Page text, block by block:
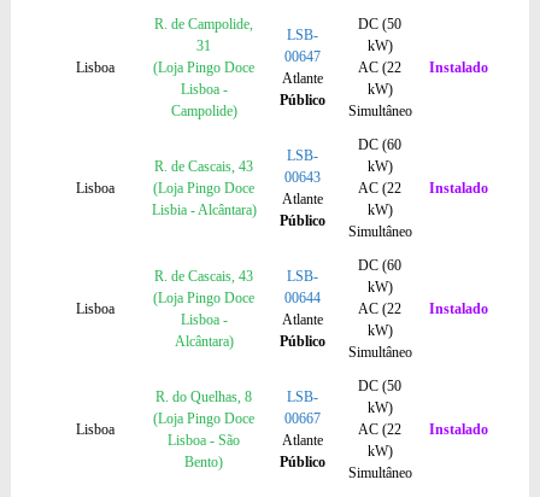
Lisboa
R. de Campolide,
31
(Loja Pingo Doce
Lisboa -
Campolide)
LSB-
00647
Atlante
Público
DC (50
kW)
AC (22
kW)
Simultâneo
Instalado
Lisboa
R. de Cascais, 43
(Loja Pingo Doce
Lisbia - Alcântara)
LSB-
00643
Atlante
Público
DC (60
kW)
AC (22
kW)
Simultâneo
Instalado
Lisboa
R. de Cascais, 43
(Loja Pingo Doce
Lisboa -
Alcântara)
LSB-
00644
Atlante
Público
DC (60
kW)
AC (22
kW)
Simultâneo
Instalado
Lisboa
R. do Quelhas, 8
(Loja Pingo Doce
Lisboa - São
Bento)
LSB-
00667
Atlante
Público
DC (50
kW)
AC (22
kW)
Simultâneo
Instalado